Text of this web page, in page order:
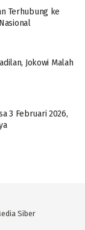
Terhubung ke
Jokowi Malah
3 Februari 2026,
Siber